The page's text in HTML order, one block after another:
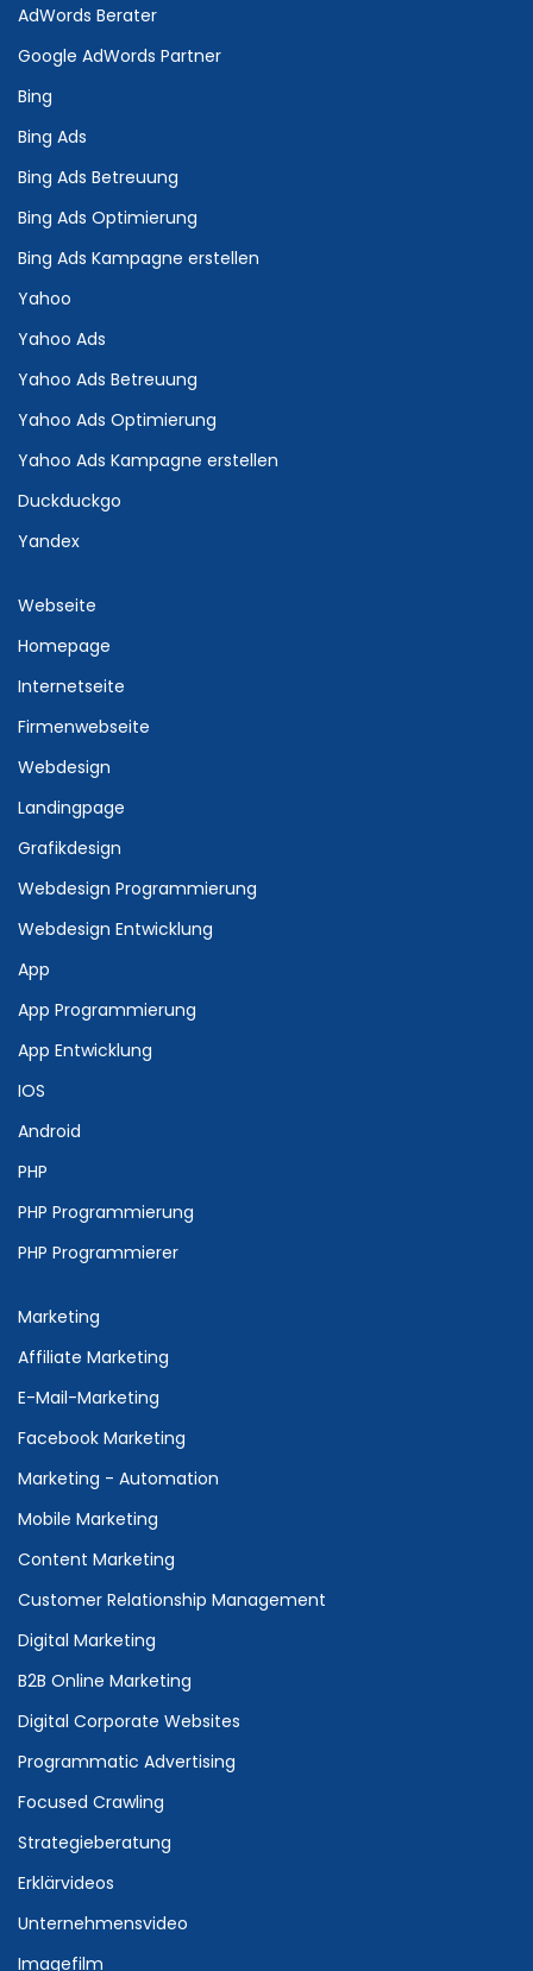
AdWords Berater
Google AdWords Partner
Bing
Bing Ads
Bing Ads Betreuung
Bing Ads Optimierung
Bing Ads Kampagne erstellen
Yahoo
Yahoo Ads
Yahoo Ads Betreuung
Yahoo Ads Optimierung
Yahoo Ads Kampagne erstellen
Duckduckgo
Yandex
Webseite
Homepage
Internetseite
Firmenwebseite
Webdesign
Landingpage
Grafikdesign
Webdesign Programmierung
Webdesign Entwicklung
App
App Programmierung
App Entwicklung
IOS
Android
PHP
PHP Programmierung
PHP Programmierer
Marketing
Affiliate Marketing
E-Mail-Marketing
Facebook Marketing
Marketing - Automation
Mobile Marketing
Content Marketing
Customer Relationship Management
Digital Marketing
B2B Online Marketing
Digital Corporate Websites
Programmatic Advertising
Focused Crawling
Strategieberatung
Erklärvideos
Unternehmensvideo
Imagefilm